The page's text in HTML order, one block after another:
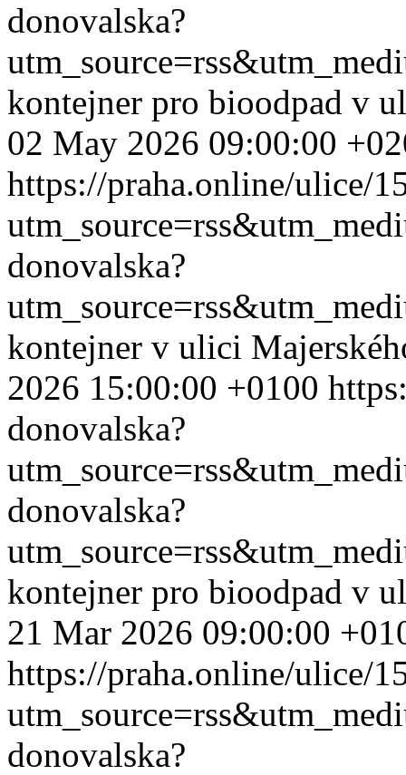
donovalska?
kontejner pro bioodpad v
02 May 2026 09:00:00
https://praha.online/ulice/
donovalska?
kontejner v ulici
2026 15:00:00 +0100
donovalska?
donovalska?
kontejner pro bioodpad v
21 Mar 2026 09:00:00
https://praha.online/ulice/
donovalska?